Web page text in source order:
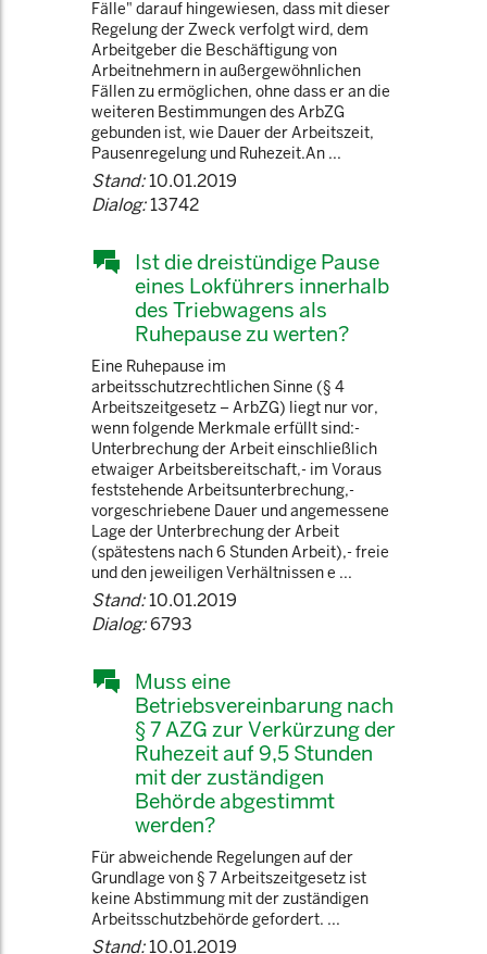
Fälle" darauf hingewiesen, dass mit dieser
Regelung der Zweck verfolgt wird, dem
Arbeitgeber die Beschäftigung von
Arbeitnehmern in außergewöhnlichen
Fällen zu ermöglichen, ohne dass er an die
weiteren Bestimmungen des ArbZG
gebunden ist, wie Dauer der Arbeitszeit,
Pausenregelung und Ruhezeit.An ...
Stand:10.01.2019
Dialog:13742
Ist die dreistündige Pause
eines Lokführers innerhalb
des Triebwagens als
Ruhepause zu werten?
Eine Ruhepause im
arbeitsschutzrechtlichen Sinne (§ 4
Arbeitszeitgesetz – ArbZG) liegt nur vor,
wenn folgende Merkmale erfüllt sind:-
Unterbrechung der Arbeit einschließlich
etwaiger Arbeitsbereitschaft,- im Voraus
feststehende Arbeitsunterbrechung,-
vorgeschriebene Dauer und angemessene
Lage der Unterbrechung der Arbeit
(spätestens nach 6 Stunden Arbeit),- freie
und den jeweiligen Verhältnissen e ...
Stand:10.01.2019
Dialog:6793
Muss eine
Betriebsvereinbarung nach
§ 7 AZG zur Verkürzung der
Ruhezeit auf 9,5 Stunden
mit der zuständigen
Behörde abgestimmt
werden?
Für abweichende Regelungen auf der
Grundlage von § 7 Arbeitszeitgesetz ist
keine Abstimmung mit der zuständigen
Arbeitsschutzbehörde gefordert. ...
Stand:10.01.2019